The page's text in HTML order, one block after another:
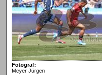
Fotograf:
Meyer Jürgen